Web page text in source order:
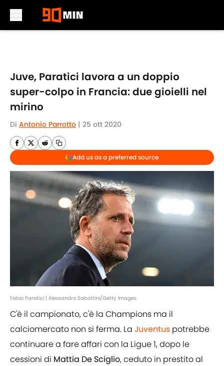
Juve, Paratici lavora a un doppio
super-colpo in Francia: due gioielli nel
mirino
Di Antonio Parrotto | 25 ott 2020
Add us as a preferred source
Fabio Paratici | Alessandro Sabattini/Getty Images
C'è il campionato, c'è la Champions ma il
calciomercato non si ferma. La Juventus potrebbe
continuare a fare affari con la Ligue 1, dopo le
cessioni di Mattia De Sciglio, ceduto in prestito al